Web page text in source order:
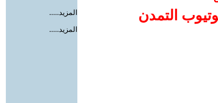
التمدن
المزيد.....
المزيد.....